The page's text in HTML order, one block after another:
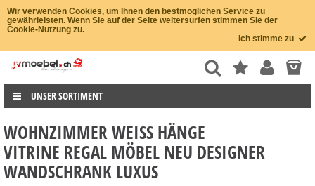
Wir verwenden Cookies, um Ihnen den bestmöglichen Service zu
gewährleisten. Wenn Sie auf der Seite weitersurfen stimmen Sie der
Cookie-Nutzung zu.
Ich stimme zu
UNSER SORTIMENT
WOHNZIMMER WEISS HÄNGE V
ITRINE REGAL MÖBEL NEU DESIGNER W
ANDSCHRANK LUXUS